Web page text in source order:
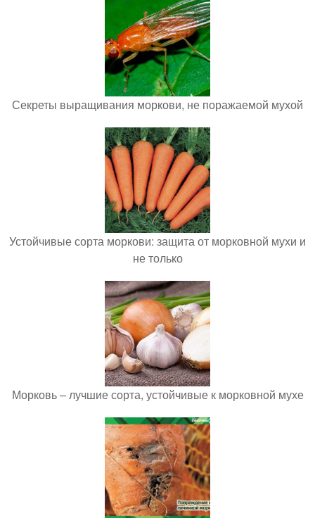
Секреты выращивания моркови, не поражаемой мухой
Устойчивые сорта моркови: защита от морковной мухи и
не только
Морковь – лучшие сорта, устойчивые к морковной мухе